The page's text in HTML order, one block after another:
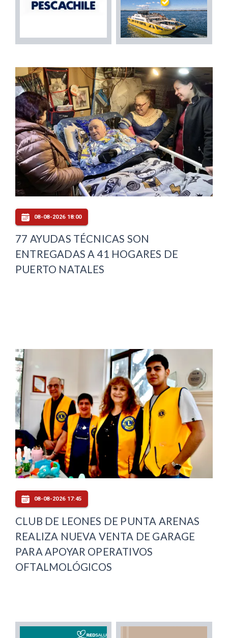
08-08-2026 18:00
77 AYUDAS TÉCNICAS SON
ENTREGADAS A 41 HOGARES DE
PUERTO NATALES
08-08-2026 17:45
CLUB DE LEONES DE PUNTA ARENAS
REALIZA NUEVA VENTA DE GARAGE
PARA APOYAR OPERATIVOS
OFTALMOLÓGICOS